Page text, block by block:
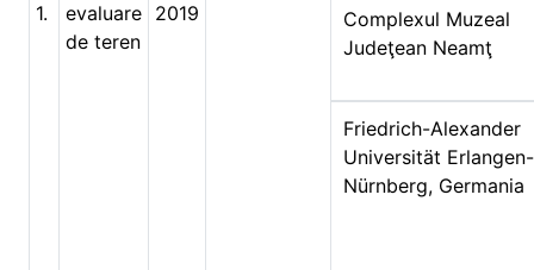
1.
evaluare
de teren
2019
Complexul Muzeal
Judeţean Neamţ
Friedrich-Alexander
Universität Erlangen-
Nürnberg, Germania